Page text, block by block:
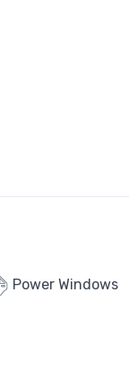
Power Windows